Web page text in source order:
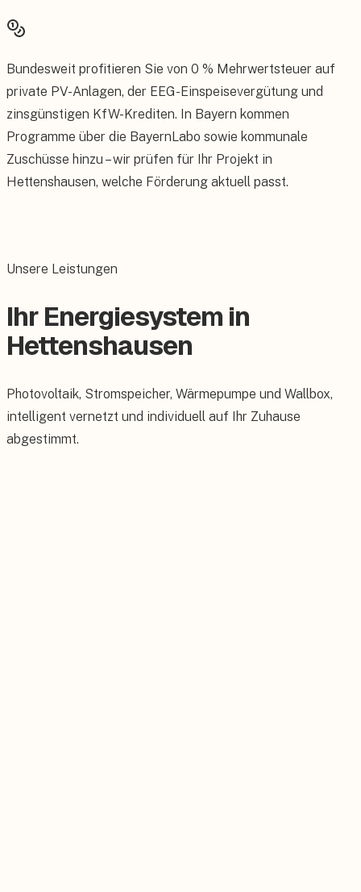
Bundesweit profitieren Sie von 0 % Mehrwertsteuer auf
private PV-Anlagen, der EEG-Einspeisevergütung und
zinsgünstigen KfW-Krediten. In Bayern kommen
Programme über die BayernLabo sowie kommunale
Zuschüsse hinzu – wir prüfen für Ihr Projekt in
Hettenshausen, welche Förderung aktuell passt.
Unsere Leistungen
Ihr Energiesystem in
Hettenshausen
Photovoltaik, Stromspeicher, Wärmepumpe und Wallbox,
intelligent vernetzt und individuell auf Ihr Zuhause
abgestimmt.